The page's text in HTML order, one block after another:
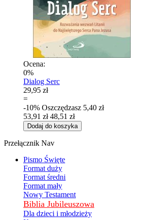
Ocena:
0%
Dialog Serc
29,95 zł
=
-10% Oszczędzasz 5,40 zł
53,91 zł 48,51 zł
Dodaj do koszyka
Przełącznik Nav
Pismo Święte
Format duży
Format średni
Format mały
Nowy Testament
Biblia Jubileuszowa
Dla dzieci i młodzieży